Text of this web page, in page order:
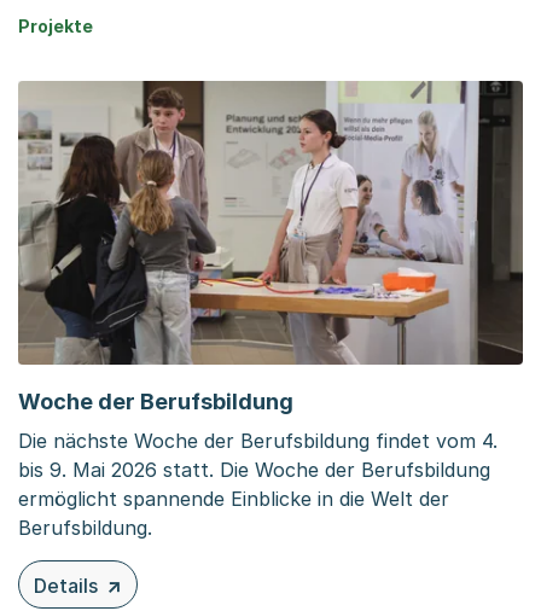
Projekte
Woche der Berufsbildung
Die nächste Woche der Berufsbildung findet vom 4.
bis 9. Mai 2026 statt. Die Woche der Berufsbildung
ermöglicht spannende Einblicke in die Welt der
Berufsbildung.
Details
zu diesem Inhalt: Woche der Berufsbildung